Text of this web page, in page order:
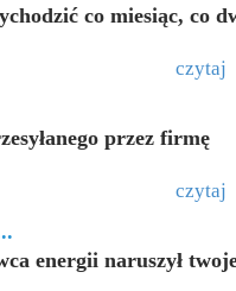
co miesiąc, co
czytaj
przez firmę
czytaj
energii naruszył